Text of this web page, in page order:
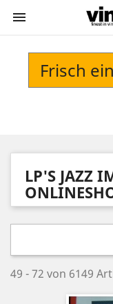

Frisch
LP'S JAZZ
49 - 72 von 6149